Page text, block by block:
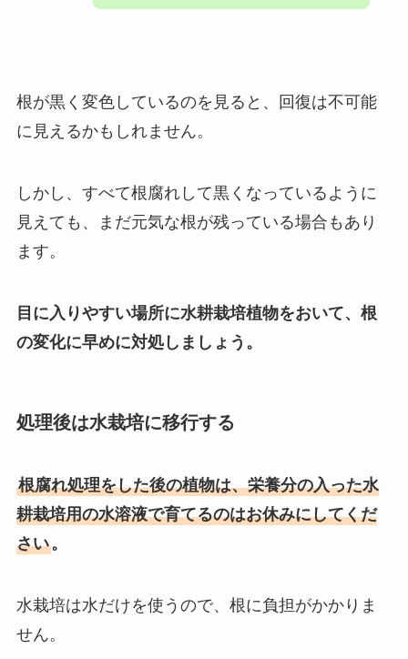
根が黒く変色しているのを見ると、回復は不可能
に見えるかもしれません。
しかし、すべて根腐れして黒くなっているように
見えても、まだ元気な根が残っている場合もあり
ます。
目に入りやすい場所に水耕栽培植物をおいて、根
の変化に早めに対処しましょう。
処理後は水栽培に移行する
根腐れ処理をした後の植物は、栄養分の入った水
耕栽培用の水溶液で育てるのはお休みにしてくだ
さい。
水栽培は水だけを使うので、根に負担がかかりま
せん。